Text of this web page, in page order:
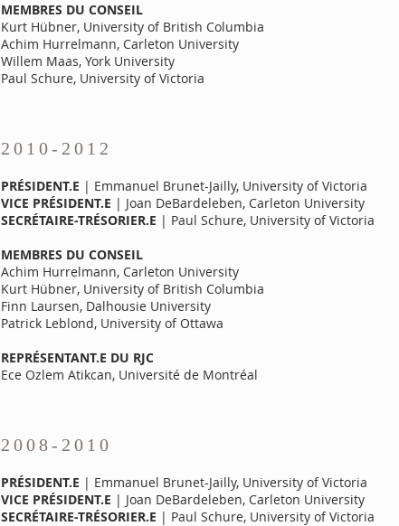
MEMBRES DU CONSEIL
Kurt Hübner, University of British Columbia
Achim Hurrelmann, Carleton University
Willem Maas, York University
Paul Schure, University of Victoria
2010-2012
PRÉSIDENT.E | Emmanuel Brunet-Jailly, University of Victoria
VICE PRÉSIDENT.E | Joan DeBardeleben, Carleton University
SECRÉTAIRE-TRÉSORIER.E | Paul Schure, University of Victoria
MEMBRES DU CONSEIL
Achim Hurrelmann, Carleton University
Kurt Hübner, University of British Columbia​
Finn Laursen, Dalhousie University
​​Patrick Leblond, University of Ottawa
REPRÉSENTANT.E DU RJC
Ece Ozlem Atikcan, Université de Montréal
2008-2010
PRÉSIDENT.E | Emmanuel Brunet-Jailly, University of Victoria
VICE PRÉSIDENT.E | Joan DeBardeleben, Carleton University
SECRÉTAIRE-TRÉSORIER.E | Paul Schure, University of Victoria